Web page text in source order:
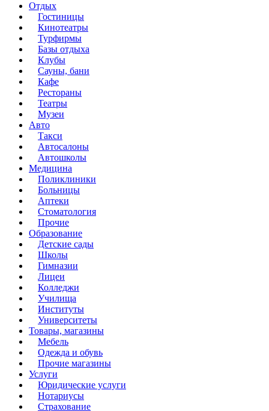
Отдых
Гостиницы
Кинотеатры
Турфирмы
Базы отдыха
Клубы
Сауны, бани
Кафе
Рестораны
Театры
Музеи
Авто
Такси
Автосалоны
Автошколы
Медицина
Поликлиники
Больницы
Аптеки
Стоматология
Прочие
Образование
Детские сады
Школы
Гимназии
Лицеи
Колледжи
Училища
Институты
Университеты
Товары, магазины
Мебель
Одежда и обувь
Прочие магазины
Услуги
Юридические услуги
Нотариусы
Страхование